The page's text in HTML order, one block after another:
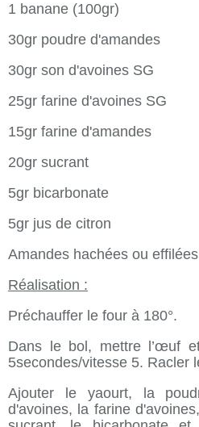
1 banane (100gr)
30gr poudre d'amandes
30gr son d'avoines SG
25gr farine d'avoines SG
15gr farine d'amandes
20gr sucrant
5gr bicarbonate
5gr jus de citron
Amandes hachées ou
Réalisation :
Préchauffer le four à 180°.
Dans le bol, mettre l’œuf
5secondes/vitesse 5. Racler
Ajouter le yaourt, la
d'avoines, la farine